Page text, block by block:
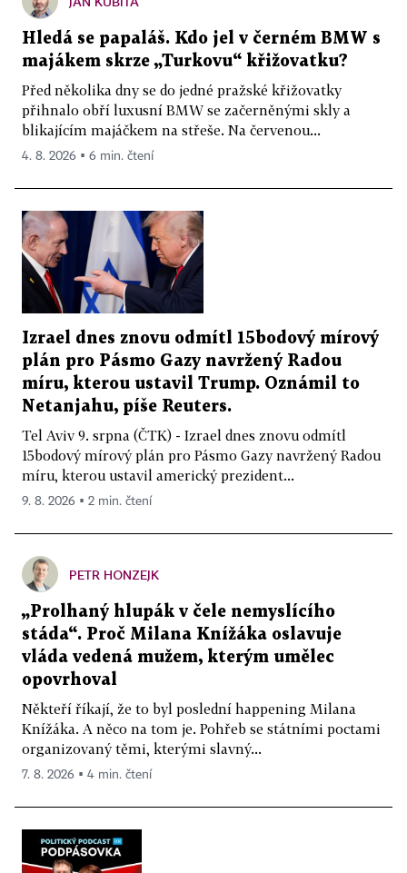
Hledá se papaláš. Kdo jel v černém BMW s
majákem skrze „Turkovu“ křižovatku?
Před několika dny se do jedné pražské křižovatky
přihnalo obří luxusní BMW se začerněnými skly a
blikajícím majáčkem na střeše. Na červenou...
4. 8. 2026 ▪ 6 min. čtení
Izrael dnes znovu odmítl 15bodový mírový
plán pro Pásmo Gazy navržený Radou
míru, kterou ustavil Trump. Oznámil to
Netanjahu, píše Reuters.
Tel Aviv 9. srpna (ČTK) - Izrael dnes znovu odmítl
15bodový mírový plán pro Pásmo Gazy navržený Radou
míru, kterou ustavil americký prezident...
9. 8. 2026 ▪ 2 min. čtení
PETR HONZEJK
„Prolhaný hlupák v čele nemyslícího
stáda“. Proč Milana Knížáka oslavuje
vláda vedená mužem, kterým umělec
opovrhoval
Někteří říkají, že to byl poslední happening Milana
Knížáka. A něco na tom je. Pohřeb se státními poctami
organizovaný těmi, kterými slavný...
7. 8. 2026 ▪ 4 min. čtení